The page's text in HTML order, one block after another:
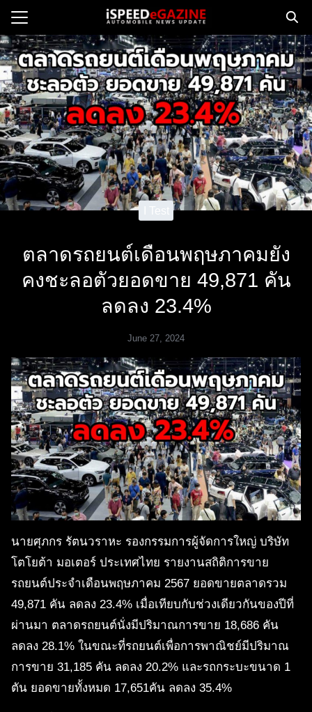
content
Search
for:
I Test
ตลาดรถยนต์เดือนพฤษภาคมยัง
คงชะลอตัวยอดขาย 49,871 คัน
ลดลง 23.4%
June 27, 2024
นายศุภกร รัตนวราหะ รองกรรมการผู้จัดการใหญ่ บริษัท
โตโยต้า มอเตอร์ ประเทศไทย รายงานสถิติการขาย
รถยนต์ประจำเดือนพฤษภาคม 2567 ยอดขายตลาดรวม
49,871 คัน ลดลง 23.4% เมื่อเทียบกับช่วงเดียวกันของปีที่
ผ่านมา ตลาดรถยนต์นั่งมีปริมาณการขาย 18,686 คัน
ลดลง 28.1% ในขณะที่รถยนต์เพื่อการพาณิชย์มีปริมาณ
การขาย 31,185 คัน ลดลง 20.2% และรถกระบะขนาด 1
ตัน ยอดขายทั้งหมด 17,651คัน ลดลง 35.4%